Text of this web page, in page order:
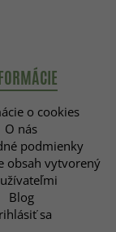
o cookies
O nás
podmienky
obsah vytvorený
Blog
sa